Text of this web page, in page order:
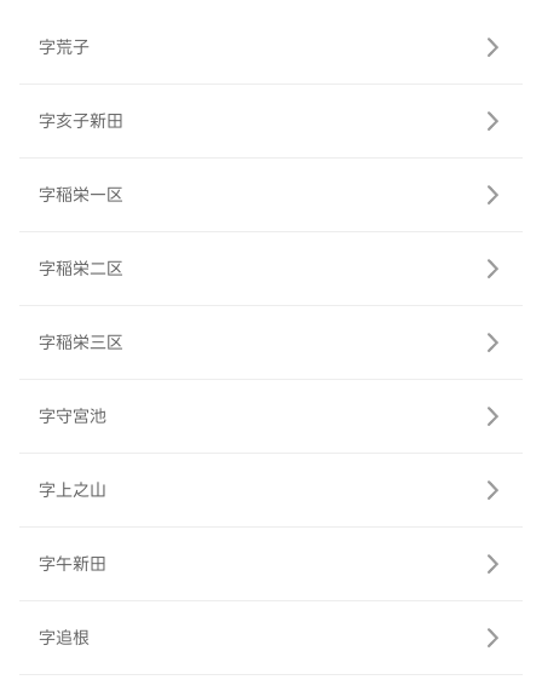
字荒子
字亥子新田
字稲栄一区
字稲栄二区
字稲栄三区
字守宮池
字上之山
字午新田
字追根